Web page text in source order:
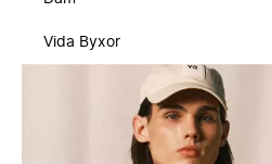
Vida Byxor